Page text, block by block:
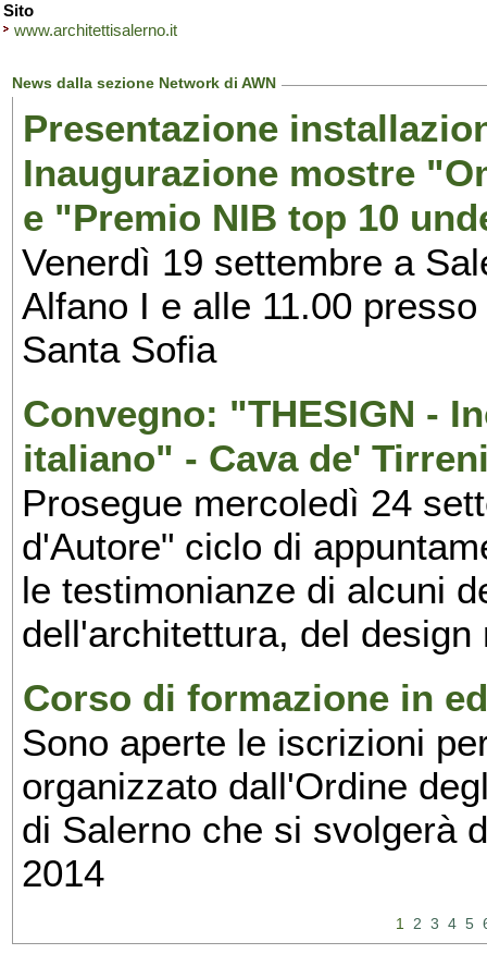
Sito
www.architettisalerno.it
News dalla sezione Network di AWN
Presentazione
Inaugurazione mostre
e "Premio NIB top 10
Venerdì 19 settembre a
Alfano I e alle 11.00
Santa Sofia
Convegno: "THESIGN -
italiano" - Cava de'
Prosegue mercoledì 24
d'Autore" ciclo di
le testimonianze di alcuni
dell'architettura, del
Corso di formazione in
Sono aperte le iscrizioni
organizzato dall'Ordine
di Salerno che si svolgerà
2014
1 2 3 4 5